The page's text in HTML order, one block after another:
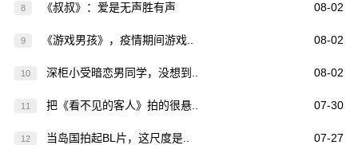
8 《叔叔》：爱是无声胜有声 08-02
9 《游戏男孩》，疫情期间游戏.. 08-02
10 深柜小受暗恋男同学，没想到.. 08-02
11 把《看不见的客人》拍的很悬.. 07-30
12 当岛国拍起BL片，这尺度是.. 07-27